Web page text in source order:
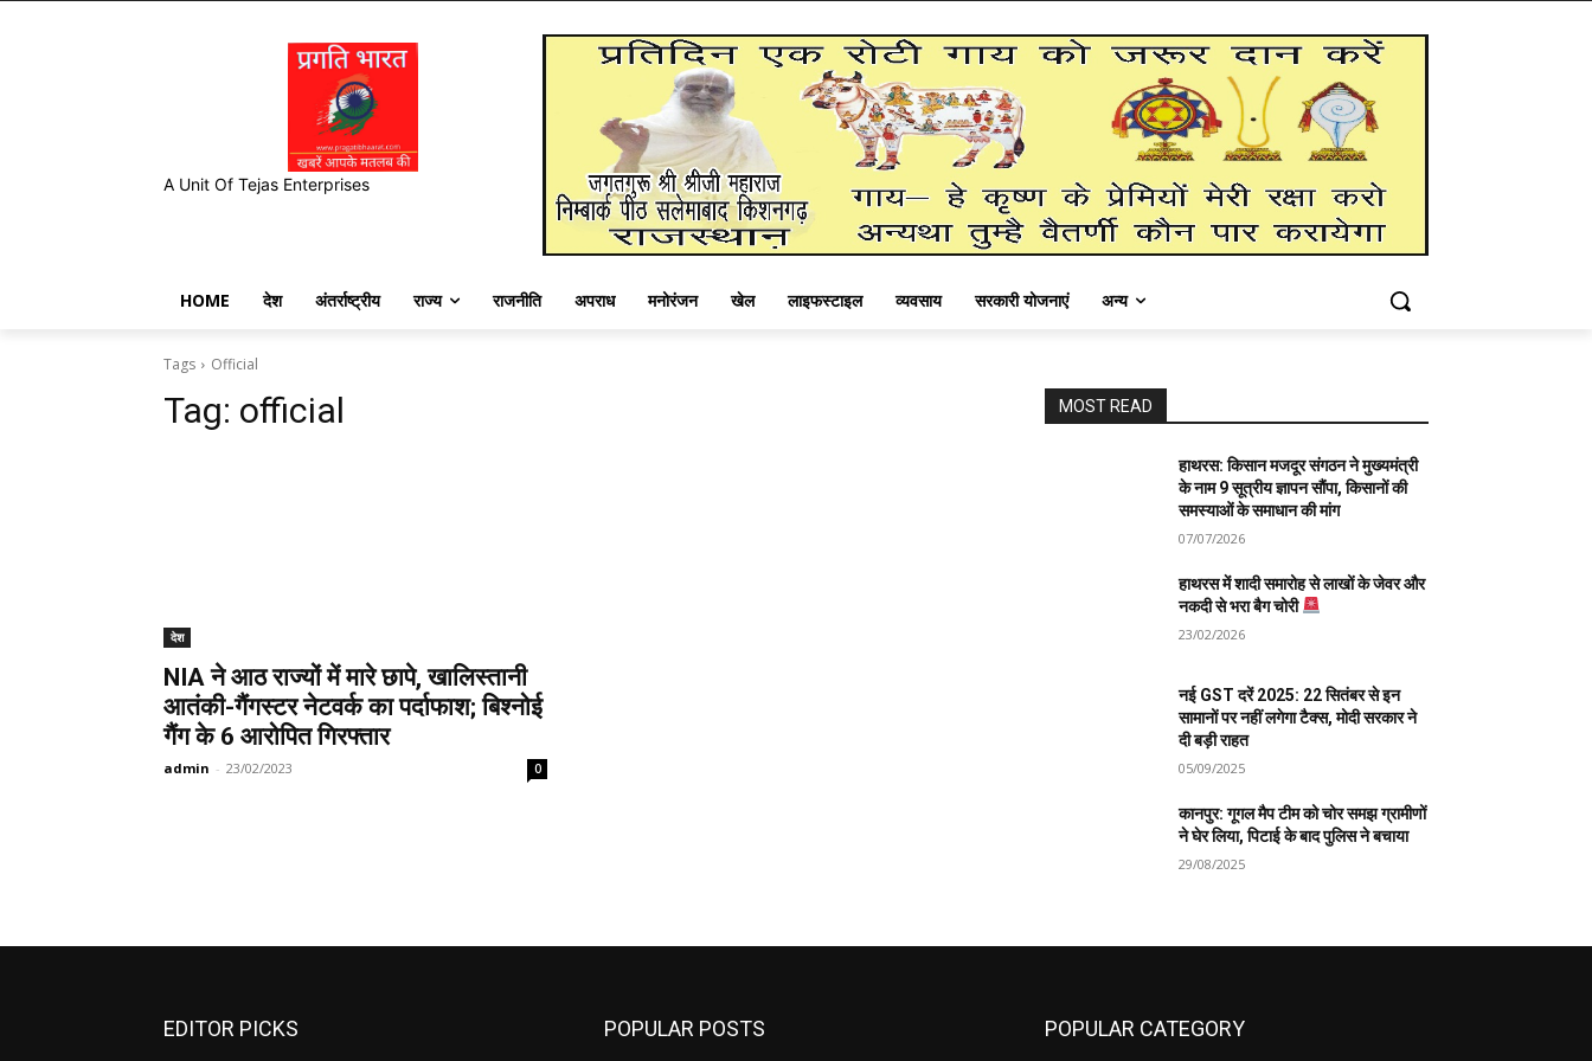
A Unit Of Tejas Enterprises
HOME देश अंतर्राष्ट्रीय राज्य राजनीति अपराध मनोरंजन खेल लाइफस्टाइल व्यवसाय सरकारी योजनाएं अन्य
Tags Official
Tag: official
देश
NIA ने आठ राज्यों में मारे छापे, खालिस्तानी
आतंकी-गैंगस्टर नेटवर्क का पर्दाफाश; बिश्नोई
गैंग के 6 आरोपित गिरफ्तार
admin - 23/02/2023 0
MOST READ
हाथरस: किसान मजदूर संगठन ने मुख्यमंत्री
के नाम 9 सूत्रीय ज्ञापन सौंपा, किसानों की
समस्याओं के समाधान की मांग
07/07/2026
हाथरस में शादी समारोह से लाखों के जेवर और
नकदी से भरा बैग चोरी
23/02/2026
नई GST दरें 2025: 22 सितंबर से इन
सामानों पर नहीं लगेगा टैक्स, मोदी सरकार ने
दी बड़ी राहत
05/09/2025
कानपुर: गूगल मैप टीम को चोर समझ ग्रामीणों
ने घेर लिया, पिटाई के बाद पुलिस ने बचाया
29/08/2025
EDITOR PICKS POPULAR POSTS POPULAR CATEGORY